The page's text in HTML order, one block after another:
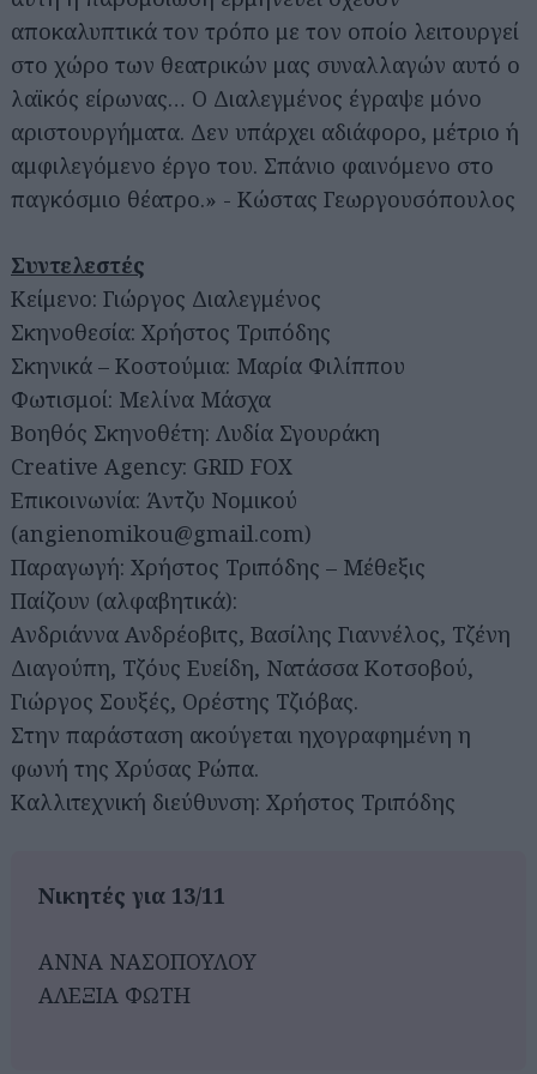
αποκαλυπτικά τον τρόπο με τον οποίο λειτουργεί
στο χώρο των θεατρικών μας συναλλαγών αυτό ο
λαϊκός είρωνας… Ο Διαλεγμένος έγραψε μόνο
αριστουργήματα. Δεν υπάρχει αδιάφορο, μέτριο ή
αμφιλεγόμενο έργο του. Σπάνιο φαινόμενο στο
παγκόσμιο θέατρο.» - Κώστας Γεωργουσόπουλος
Συντελεστές
Κείμενο: Γιώργος Διαλεγμένος
Σκηνοθεσία: Χρήστος Τριπόδης
Σκηνικά – Κοστούμια: Μαρία Φιλίππου
Φωτισμοί: Μελίνα Μάσχα
Βοηθός Σκηνοθέτη: Λυδία Σγουράκη
Creative Agency: GRID FOX
Επικοινωνία: Άντζυ Νομικού
(angienomikou@gmail.com)
Παραγωγή: Χρήστος Τριπόδης – Μέθεξις
Παίζουν (αλφαβητικά):
Ανδριάννα Ανδρέοβιτς, Βασίλης Γιαννέλος, Τζένη
Διαγούπη, Τζόυς Ευείδη, Νατάσσα Κοτσοβού,
Γιώργος Σουξές, Ορέστης Τζιόβας.
Στην παράσταση ακούγεται ηχογραφημένη η
φωνή της Χρύσας Ρώπα.
Καλλιτεχνική διεύθυνση: Χρήστος Τριπόδης
Νικητές για 13/11
ΑΝΝΑ ΝΑΣΟΠΟΥΛΟΥ
ΑΛΕΞΙΑ ΦΩΤΗ